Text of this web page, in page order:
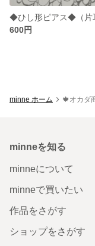
◆ひし形ピアス◆（片
600円
minne ホーム 🍁オカダ
minneを知る
minneについて
minneで買いたい
作品をさがす
ショップをさがす